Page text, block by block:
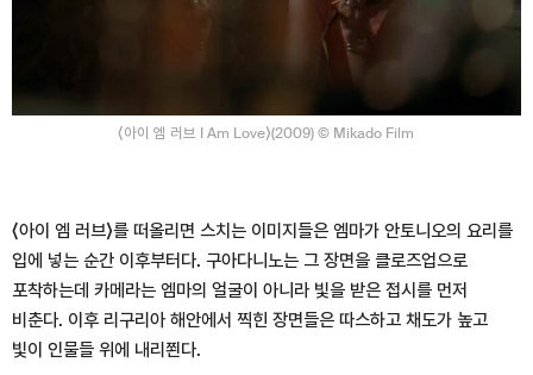
⟨아이 엠 러브 I Am Love⟩(2009) © Mikado Film
⟨아이 엠 러브⟩를 떠올리면 스치는 이미지들은 엠마가 안토니오의 요리를
입에 넣는 순간 이후부터다. 구아다니노는 그 장면을 클로즈업으로
포착하는데 카메라는 엠마의 얼굴이 아니라 빛을 받은 접시를 먼저
비춘다. 이후 리구리아 해안에서 찍힌 장면들은 따스하고 채도가 높고
빛이 인물들 위에 내리쬔다.